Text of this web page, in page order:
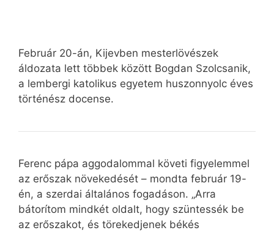
Február 20-án, Kijevben mesterlövészek
áldozata lett többek között Bogdan Szolcsanik,
a lembergi katolikus egyetem huszonnyolc éves
történész docense.
Ferenc pápa aggodalommal követi figyelemmel
az erőszak növekedését – mondta február 19-
én, a szerdai általános fogadáson. „Arra
bátorítom mindkét oldalt, hogy szüntessék be
az erőszakot, és törekedjenek békés